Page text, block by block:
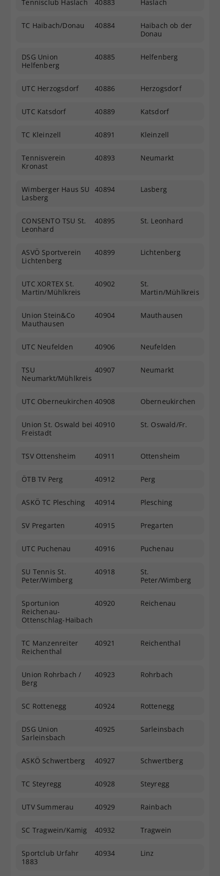
Tennisclub Haslach 40883 Haslach
TC Haibach/Donau 40884
Haibach ob der
Donau
DSG Union
Helfenberg
40885 Helfenberg
UTC Herzogsdorf 40886 Herzogsdorf
UTC Katsdorf 40889 Katsdorf
TC Kleinzell 40891 Kleinzell
Tennisverein
Kronast
40893 Neumarkt
Wimberger Haus SU
Lasberg
40894 Lasberg
CONSENTO TSU St.
Leonhard
40895 St. Leonhard
ASVÖ Sportverein
Lichtenberg
40899 Lichtenberg
UTC XORTEX St.
Martin/Mühlkreis
40902
St.
Martin/Mühlkreis
Union Stein&Co
Mauthausen
40904 Mauthausen
UTC Neufelden 40906 Neufelden
TSU
Neumarkt/Mühlkreis
40907 Neumarkt
UTC Oberneukirchen 40908 Oberneukirchen
Union St. Oswald bei
Freistadt
40910 St. Oswald/Fr.
TSV Ottensheim 40911 Ottensheim
ÖTB TV Perg 40912 Perg
ASKÖ TC Plesching 40914 Plesching
SV Pregarten 40915 Pregarten
UTC Puchenau 40916 Puchenau
SU Tennis St.
Peter/Wimberg
40918
St.
Peter/Wimberg
Sportunion
Reichenau-
Ottenschlag-Haibach
40920 Reichenau
TC Manzenreiter
Reichenthal
40921 Reichenthal
Union Rohrbach /
Berg
40923 Rohrbach
SC Rottenegg 40924 Rottenegg
DSG Union
Sarleinsbach
40925 Sarleinsbach
ASKÖ Schwertberg 40927 Schwertberg
TC Steyregg 40928 Steyregg
UTV Summerau 40929 Rainbach
SC Tragwein/Kamig 40932 Tragwein
Sportclub Urfahr
1883
40934 Linz